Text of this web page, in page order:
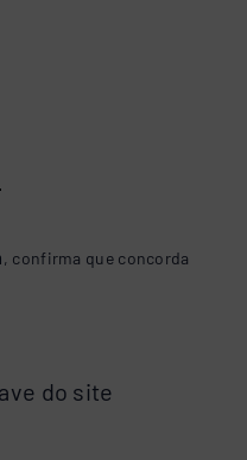
, confirma que concorda
do site